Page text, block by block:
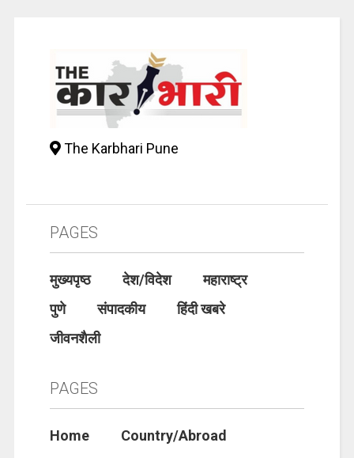
The Karbhari Pune
PAGES
मुख्यपृष्ठ देश/विदेश
महाराष्ट्र
पुणे
संपादकीय
हिंदी खबरे
जीवनशैली
PAGES
Home
Country/Abroad